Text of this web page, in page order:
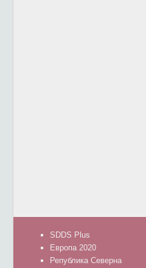
SDDS Plus
Европа 2020
Република Северна